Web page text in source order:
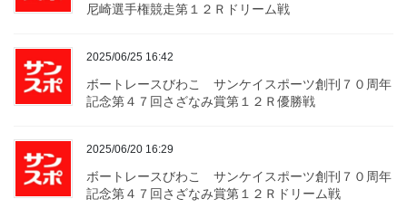
尼崎選手権競走第１２Ｒドリーム戦
2025/06/25 16:42
ボートレースびわこ サンケイスポーツ創刊７０周年
記念第４７回さざなみ賞第１２Ｒ優勝戦
2025/06/20 16:29
ボートレースびわこ サンケイスポーツ創刊７０周年
記念第４７回さざなみ賞第１２Ｒドリーム戦